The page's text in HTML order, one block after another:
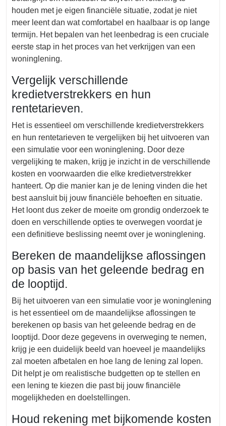
houden met je eigen financiële situatie, zodat je niet
meer leent dan wat comfortabel en haalbaar is op lange
termijn. Het bepalen van het leenbedrag is een cruciale
eerste stap in het proces van het verkrijgen van een
woninglening.
Vergelijk verschillende
kredietverstrekkers en hun
rentetarieven.
Het is essentieel om verschillende kredietverstrekkers
en hun rentetarieven te vergelijken bij het uitvoeren van
een simulatie voor een woninglening. Door deze
vergelijking te maken, krijg je inzicht in de verschillende
kosten en voorwaarden die elke kredietverstrekker
hanteert. Op die manier kan je de lening vinden die het
best aansluit bij jouw financiële behoeften en situatie.
Het loont dus zeker de moeite om grondig onderzoek te
doen en verschillende opties te overwegen voordat je
een definitieve beslissing neemt over je woninglening.
Bereken de maandelijkse aflossingen
op basis van het geleende bedrag en
de looptijd.
Bij het uitvoeren van een simulatie voor je woninglening
is het essentieel om de maandelijkse aflossingen te
berekenen op basis van het geleende bedrag en de
looptijd. Door deze gegevens in overweging te nemen,
krijg je een duidelijk beeld van hoeveel je maandelijks
zal moeten afbetalen en hoe lang de lening zal lopen.
Dit helpt je om realistische budgetten op te stellen en
een lening te kiezen die past bij jouw financiële
mogelijkheden en doelstellingen.
Houd rekening met bijkomende kosten